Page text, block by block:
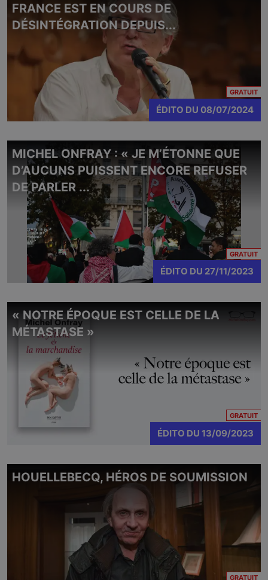
FRANCE EST EN COURS DE
DÉSINTÉGRATION DEPUIS...
GRATUIT
ÉDITO DU 08/07/2024
MICHEL ONFRAY : « JE M’ÉTONNE QUE
D’AUCUNS PUISSENT ENCORE REFUSER
DE PARLER ...
GRATUIT
ÉDITO DU 27/11/2023
« NOTRE ÉPOQUE EST CELLE DE LA
MÉTASTASE »
GRATUIT
ÉDITO DU 13/09/2023
HOUELLEBECQ, HÉROS DE SOUMISSION
GRATUIT